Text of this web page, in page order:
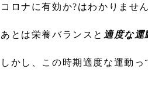
コロナに有効か?はわかりませ
あとは栄養バランスと 適度な運
しかし、この時期適度な運動っ